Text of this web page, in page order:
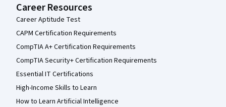
Career Resources
Career Aptitude Test
CAPM Certification Requirements
CompTIA A+ Certification Requirements
CompTIA Security+ Certification Requirements
Essential IT Certifications
High-Income Skills to Learn
How to Learn Artificial Intelligence